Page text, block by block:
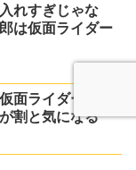
れすぎじゃな
は仮面ライダー
面ライダーにな
割と気になる